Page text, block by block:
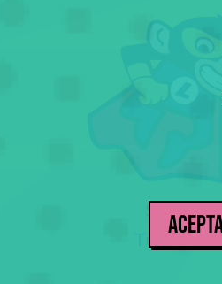
Sin ir
Tu